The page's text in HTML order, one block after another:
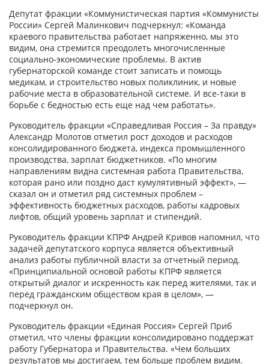
Депутат фракции «Коммунистическая партия «Коммунисты
России» Сергей Малинкович подчеркнул: «Команда
краевого правительства работает напряженно, мы это
видим, она стремится преодолеть многочисленные
социально-экономические проблемы. В актив
губернаторской команде стоит записать и помощь
медикам, и строительство новых поликлиник, и новые
рабочие места в образовательной системе. И все-таки в
борьбе с бедностью есть еще над чем работать».
Руководитель фракции «Справедливая Россия – За правду»
Александр Молотов отметил рост доходов и расходов
консолидированного бюджета, индекса промышленного
производства, зарплат бюджетников. «По многим
направлениям видна системная работа Правительства,
которая рано или поздно даст кумулятивный эффект», —
сказал он и отметил ряд системных проблем –
эффективность бюджетных расходов, работы кадровых
лифтов, общий уровень зарплат и стипендий.
Руководитель фракции КПРФ Андрей Кривов напомнил, что
задачей депутатского корпуса является объективный
анализ работы публичной власти за отчетный период.
«Принципиальной основой работы КПРФ является
открытый диалог и искренность как перед жителями, так и
перед гражданским обществом края в целом», —
подчеркнул он.
Руководитель фракции «Единая Россия» Сергей Приб
отметил, что члены фракции консолидировано поддержат
работу Губернатора и Правительства. «Чем больших
результатов мы достигаем, тем больше проблем видим.